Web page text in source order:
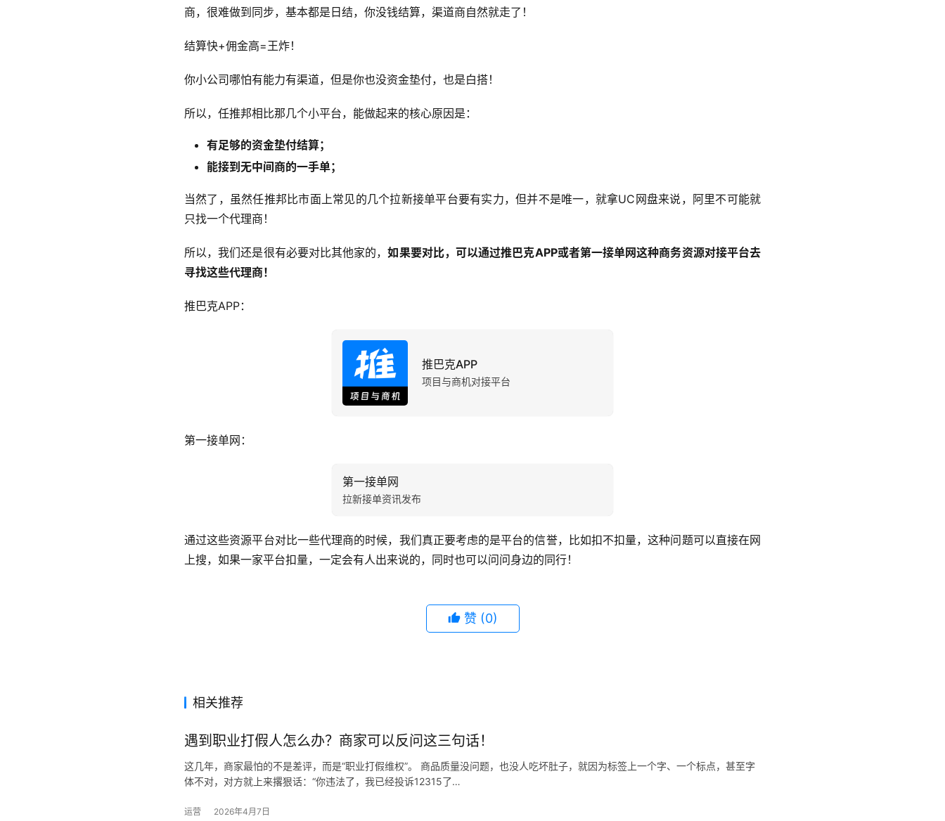
商，很难做到同步，基本都是日结，你没钱结算，渠道商自然就走了！
结算快+佣金高=王炸！
你小公司哪怕有能力有渠道，但是你也没资金垫付，也是白搭！
所以，任推邦相比那几个小平台，能做起来的核心原因是：
有足够的资金垫付结算；
能接到无中间商的一手单；
当然了，虽然任推邦比市面上常见的几个拉新接单平台要有实力，但并不是唯一，就拿UC网盘来说，阿里不可能就
只找一个代理商！
所以，我们还是很有必要对比其他家的，如果要对比，可以通过推巴克APP或者第一接单网这种商务资源对接平台去
寻找这些代理商！
推巴克APP：
推巴克APP
项目与商机对接平台
第一接单网：
第一接单网
拉新接单资讯发布
通过这些资源平台对比一些代理商的时候，我们真正要考虑的是平台的信誉，比如扣不扣量，这种问题可以直接在网
上搜，如果一家平台扣量，一定会有人出来说的，同时也可以问问身边的同行！
赞 (0)
相关推荐
遇到职业打假人怎么办？商家可以反问这三句话！
这几年，商家最怕的不是差评，而是“职业打假维权”。 商品质量没问题，也没人吃坏肚子，就因为标签上一个字、一个标点，甚至字
体不对，对方就上来撂狠话：“你违法了，我已经投诉12315了…
运营 2026年4月7日